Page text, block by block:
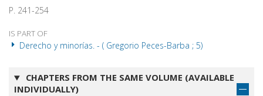
P. 241-254
IS PART OF
Derecho y minorías. - ( Gregorio Peces-Barba ; 5)
CHAPTERS FROM THE SAME VOLUME (AVAILABLE
INDIVIDUALLY)